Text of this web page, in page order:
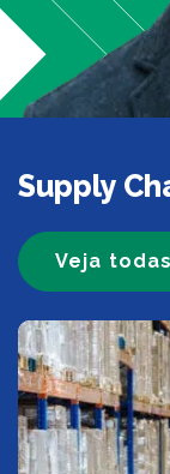
Supply
Veja